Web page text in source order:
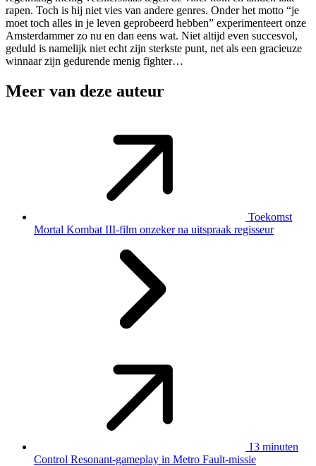
rapen. Toch is hij niet vies van andere genres. Onder het motto “je
moet toch alles in je leven geprobeerd hebben” experimenteert onze
Amsterdammer zo nu en dan eens wat. Niet altijd even succesvol,
geduld is namelijk niet echt zijn sterkste punt, net als een gracieuze
winnaar zijn gedurende menig fighter…
Meer van deze auteur
Toekomst
Mortal Kombat III-film onzeker na uitspraak regisseur
13 minuten
Control Resonant-gameplay in Metro Fault-missie